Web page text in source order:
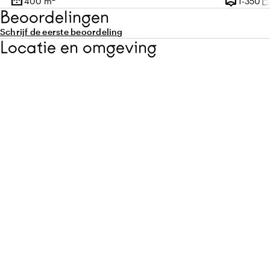
Oppervlakte Capaciteit
Beoordelingen
Schrijf de eerste beoordeling
Locatie en omgeving